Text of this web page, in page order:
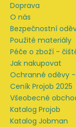
Doprava
O nás
Bezpečnostní
Použité materiály
Péče o zboží -
Jak nakupovat
Ochranné oděvy
Ceník Projob 2025
Všeobecné
Katalog Projob
Katalog Jobman